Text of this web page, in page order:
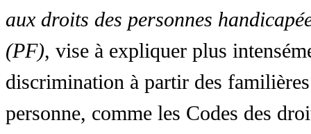
aux droits des personnes
(PF), vise à expliquer plus
discrimination à partir des
personne, comme les Codes des